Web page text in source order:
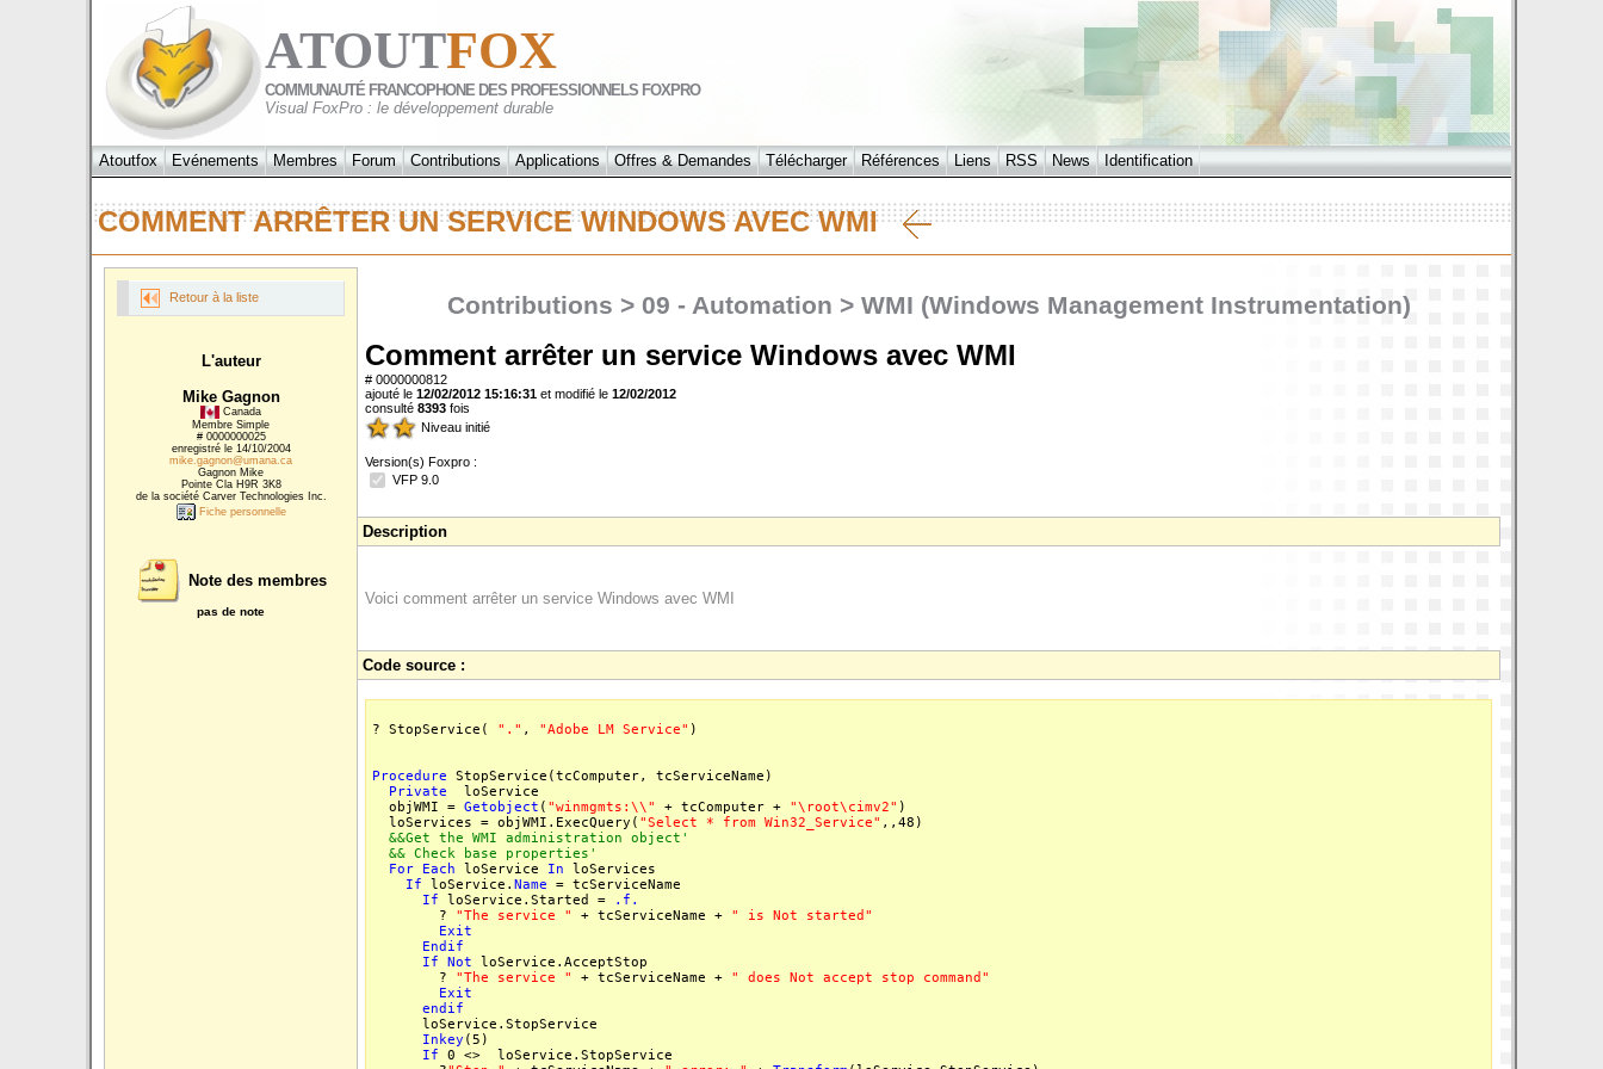
ATOUTFOX
COMMUNAUTÉ FRANCOPHONE DES PROFESSIONNELS FOXPRO
Visual FoxPro : le développement durable
Atoutfox Evénements Membres Forum Contributions Applications Offres & Demandes Télécharger Références Liens RSS News Identification
COMMENT ARRÊTER UN SERVICE WINDOWS AVEC WMI
Retour à la liste
L'auteur
Mike Gagnon
Canada
Membre Simple
# 0000000025
enregistré le 14/10/2004
mike.gagnon@umana.ca
Gagnon Mike
Pointe Cla H9R 3K8
de la société Carver Technologies Inc.
Fiche personnelle
Note des membres
pas de note
Contributions > 09 - Automation > WMI (Windows Management Instrumentation)
Comment arrêter un service Windows avec WMI
# 0000000812
ajouté le 12/02/2012 15:16:31 et modifié le 12/02/2012
consulté 8393 fois
Niveau initié
Version(s) Foxpro :
VFP 9.0
Description
Voici comment arrêter un service Windows avec WMI
Code source :
? StopService( "." , "Adobe LM Service" )
Procedure StopService(tcComputer, tcServiceName)
Private loService
objWMI = Getobject ( "winmgmts:\\" + tcComputer + "\root\cimv2" )
loServices = objWMI.ExecQuery( "Select * from Win32_Service" ,,48)
&&Get the WMI administration object'
&& Check base properties'
For
Each loService In loServices
If loService. Name = tcServiceName
If loService.Started =
.f.
? "The service " + tcServiceName + " is Not started"
Exit
Endif
If
Not loService.AcceptStop
? "The service " + tcServiceName + " does Not accept stop command"
Exit
endif
loService.StopService
Inkey (5)
If 0 <> loService.StopService